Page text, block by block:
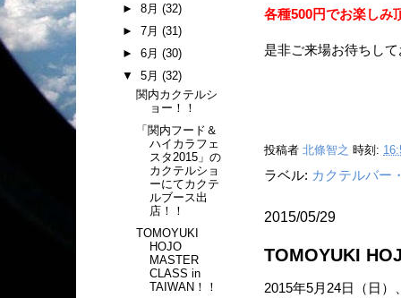
各種500円でお楽しみ
是非ご来場お待ちし
投稿者 北條智之 時刻:
ラベル: カクテルバー
2015/05/29
TOMOYUKI
2015年5月24日（日
► 8月 (32)
► 7月 (31)
► 6月 (30)
▼ 5月 (32)
関内カクテルシ
ョー！！
「関内フード＆
ハイカラフェ
スタ2015」の
カクテルショ
ーにてカクテ
ルブース出
店！！
TOMOYUKI
HOJO
MASTER
CLASS in
TAIWAN！！